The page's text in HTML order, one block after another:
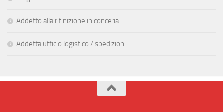
Addetto alla rifinizione in conceria
Addetta ufficio logistico / spedizioni